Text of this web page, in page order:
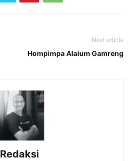
Next article
Hompimpa Alaium Gamreng
Redaksi